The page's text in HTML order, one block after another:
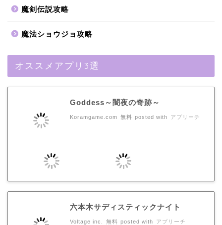
魔剣伝説攻略
魔法ショウジョ攻略
オススメアプリ3選
Goddess～闇夜の奇跡～
Koramgame.com 無料 posted with アプリーチ
六本木サディスティックナイト
Voltage inc. 無料 posted with アプリーチ